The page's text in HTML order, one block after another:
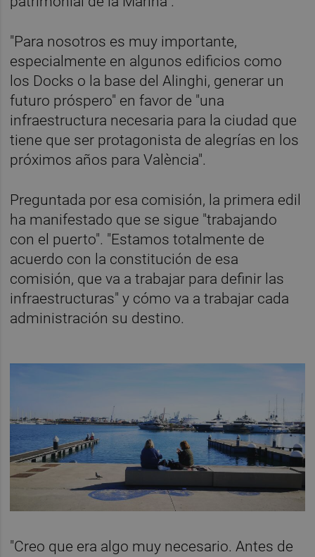
"Para nosotros es muy importante,
especialmente en algunos edificios como
los Docks o la base del Alinghi, generar un
futuro próspero" en favor de "una
infraestructura necesaria para la ciudad que
tiene que ser protagonista de alegrías en los
próximos años para València".
Preguntada por esa comisión, la primera edil
ha manifestado que se sigue "trabajando
con el puerto". "Estamos totalmente de
acuerdo con la constitución de esa
comisión, que va a trabajar para definir las
infraestructuras" y cómo va a trabajar cada
administración su destino.
"Creo que era algo muy necesario. Antes de